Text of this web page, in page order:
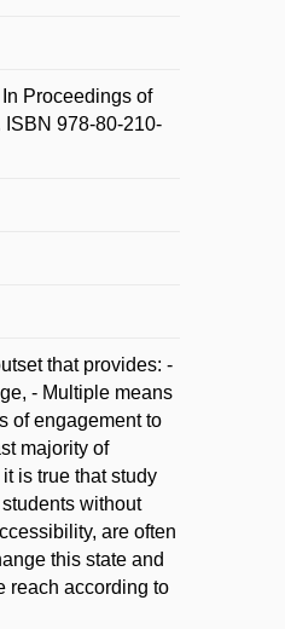
Proceedings of
ISBN 978-80-210-
that provides: -
- Multiple means
of engagement to
majority of
is true that study
without
are often
this state and
reach according to